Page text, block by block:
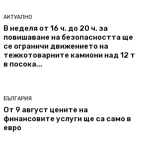
АКТУАЛНО
В неделя от 16 ч. до 20 ч. за
повишаване на безопасността ще
се ограничи движението на
тежкотоварните камиони над 12 т
в посока...
БЪЛГАРИЯ
От 9 август цените на
финансовите услуги ще са само в
евро